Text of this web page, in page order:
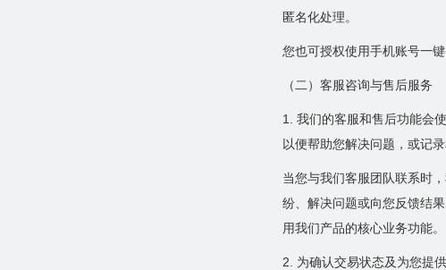
匿名化处理。
您也可授权使用手机账号一
（二）客服咨询与售后服务
1. 我们的客服和售后功能会
以便帮助您解决问题，或记
当您与我们客服团队联系时
纷、解决问题或向您反馈结
用我们产品的核心业务功能。
2. 为确认交易状态及为您提